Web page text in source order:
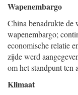
Wapenembargo
China benadrukte de
wapenembargo;
economische relatie
zijde werd
om het standpunt ten
Klimaat